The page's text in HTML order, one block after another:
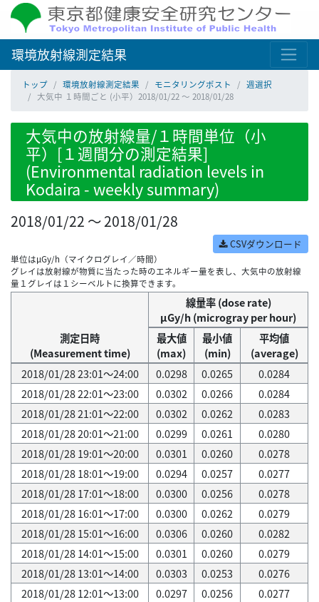
環境放射線測定結果
トップ 環境放射線測定結果 モニタリングポスト
週選択
大気中 １時間ごと (小平）2018/01/22 ～ 2018/01/28
大気中の放射線量/１時間単位（小
平）[１週間分の測定結果]
(Environmental radiation levels in
Kodaira - weekly summary)
2018/01/22 ～ 2018/01/28
CSVダウンロード
単位はμGy/h（マイクログレイ／時間）
グレイは放射線が物質に当たった時のエネルギー量を表し、大気中の放射線
量１グレイは１シーベルトに換算できます。
測定日時
(Measurement time)
線量率 (dose rate)
μGy/h (microgray per hour)
最大値
(max)
最小値
(min)
平均値
(average)
2018/01/28 23:01～24:00
0.0298 0.0265
0.0284
2018/01/28 22:01～23:00
0.0302 0.0266
0.0284
2018/01/28 21:01～22:00
0.0302 0.0262
0.0283
2018/01/28 20:01～21:00
0.0299 0.0261
0.0280
2018/01/28 19:01～20:00
0.0301 0.0260
0.0278
2018/01/28 18:01～19:00
0.0294 0.0257
0.0277
2018/01/28 17:01～18:00
0.0300 0.0256
0.0278
2018/01/28 16:01～17:00
0.0300 0.0262
0.0279
2018/01/28 15:01～16:00
0.0306 0.0260
0.0282
2018/01/28 14:01～15:00
0.0301 0.0260
0.0279
2018/01/28 13:01～14:00
0.0303 0.0253
0.0276
2018/01/28 12:01～13:00
0.0297 0.0256
0.0277